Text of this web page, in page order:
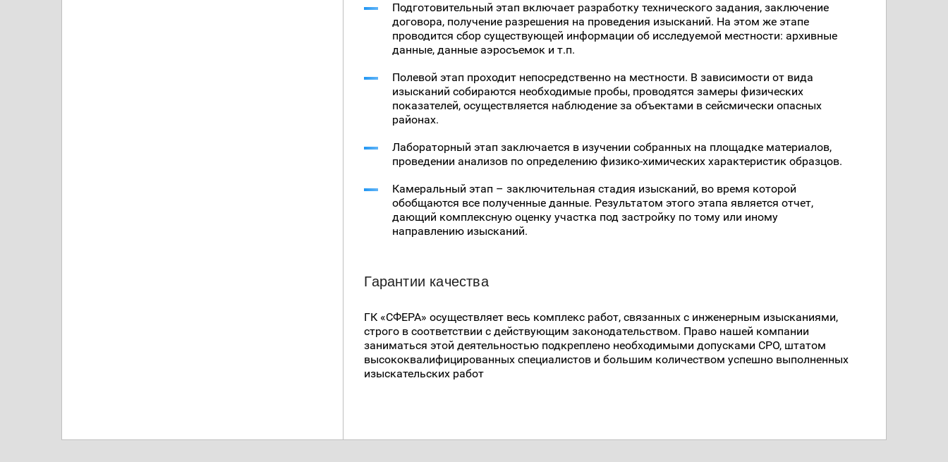
Подготовительный этап включает разработку технического задания, заключение
договора, получение разрешения на проведения изысканий. На этом же этапе
проводится сбор существующей информации об исследуемой местности: архивные
данные, данные аэросъемок и т.п.
Полевой этап проходит непосредственно на местности. В зависимости от вида
изысканий собираются необходимые пробы, проводятся замеры физических
показателей, осуществляется наблюдение за объектами в сейсмически опасных
районах.
Лабораторный этап заключается в изучении собранных на площадке материалов,
проведении анализов по определению физико-химических характеристик образцов.
Камеральный этап – заключительная стадия изысканий, во время которой
обобщаются все полученные данные. Результатом этого этапа является отчет,
дающий комплексную оценку участка под застройку по тому или иному
направлению изысканий.
Гарантии качества
ГК «СФЕРА» осуществляет весь комплекс работ, связанных с инженерным изысканиями,
строго в соответствии с действующим законодательством. Право нашей компании
заниматься этой деятельностью подкреплено необходимыми допусками СРО, штатом
высококвалифицированных специалистов и большим количеством успешно выполненных
изыскательских работ